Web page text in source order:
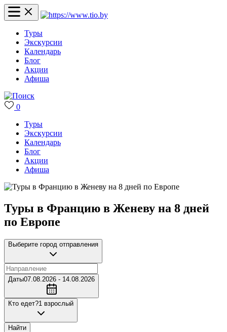
Туры
Экскурсии
Календарь
Блог
Акции
Афиша
0
Туры
Экскурсии
Календарь
Блог
Акции
Афиша
Туры в Францию в Женеву на 8 дней
по Европе
Выберите город отправления
Даты07.08.2026 - 14.08.2026
Кто едет?1 взрослый
Найти